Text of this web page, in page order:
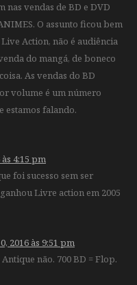
nas vendas de BD e DVD
O assunto ficou bem
Action, não é audiência
do mangá, de boneco
As vendas do BD
volume é um número
estamos falando.
4:15 pm
foi sucesso sem ser
Livre action em 2005
2016 às 9:51 pm
não. 700 BD = Flop.